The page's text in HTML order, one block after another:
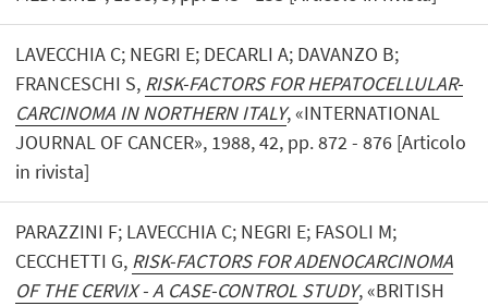
LAVECCHIA C; NEGRI E; DECARLI A; DAVANZO B;
FRANCESCHI S, RISK-FACTORS FOR HEPATOCELLULAR-
CARCINOMA IN NORTHERN ITALY, «INTERNATIONAL
JOURNAL OF CANCER», 1988, 42, pp. 872 - 876 [Articolo
in rivista]
PARAZZINI F; LAVECCHIA C; NEGRI E; FASOLI M;
CECCHETTI G, RISK-FACTORS FOR ADENOCARCINOMA
OF THE CERVIX - A CASE-CONTROL STUDY, «BRITISH